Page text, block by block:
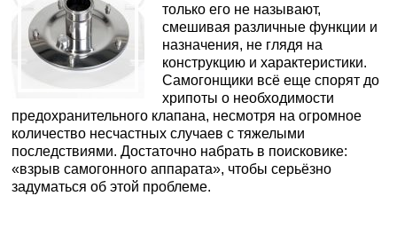
только его не называют,
смешивая различные функции и
назначения, не глядя на
конструкцию и характеристики.
Самогонщики всё еще спорят до
хрипоты о необходимости
предохранительного клапана, несмотря на огромное
количество несчастных случаев с тяжелыми
последствиями. Достаточно набрать в поисковике:
«взрыв самогонного аппарата», чтобы серьёзно
задуматься об этой проблеме.